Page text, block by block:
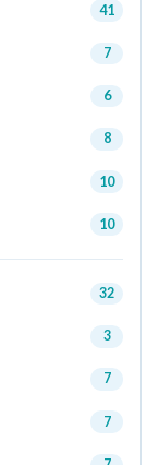
41
7
6
8
10
10
32
3
7
7